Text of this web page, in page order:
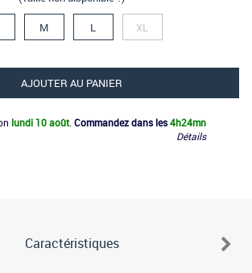
M L XL
AJOUTER AU PANIER
lundi 10 août. Commandez dans les 4h24mn
Détails
Caractéristiques